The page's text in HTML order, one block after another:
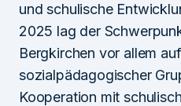
und schulische
2025 lag der
Bergkirchen vor allem
sozialpädagogischer
Kooperation mit